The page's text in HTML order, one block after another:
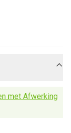
met Afwerking